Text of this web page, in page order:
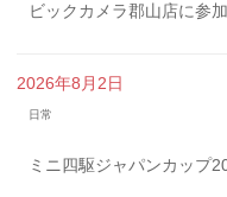
ビックカメラ郡山店に参加
2026年8月2日
日常
ミニ四駆ジャパンカップ